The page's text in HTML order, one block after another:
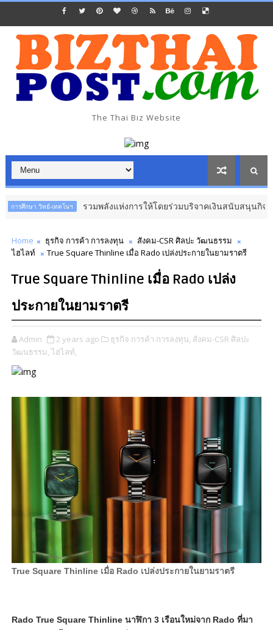
The Thai Biz Website
-เทคโนฯ รวมพลังแห่งการให้โดยร่วมบริจาคเงินสนับสนุนกิจกรรมสาธาร
Home ธุรกิจ การค้า การลงทุน
สังคม-CSR ศิลปะ วัฒนธรรม
ไฮไลท์
True Square Thinline เมื่อ Rado เปล่งประกายในยามราตรี
True Square Thinline เมื่อ Rado เปล่ง
ประกายในยามราตรี
Admin 2 years ago ธุรกิจ การค้า การลงทุน, สังคม-CSR ศิลปะ
วัฒนธรรม, ไฮไลท์,
True Square Thinline เมื่อ Rado เปล่งประกายในยามราตรี
Rado True Square Thinline นาฬิกา 3 เรือนใหม่จาก Rado ที่มา